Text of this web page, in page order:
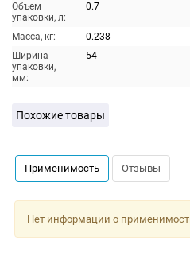
Объем
упаковки, л:
0.7
Масса, кг:
0.238
Ширина
упаковки,
мм:
54
Похожие товары
Применимость Отзывы
Нет информации о